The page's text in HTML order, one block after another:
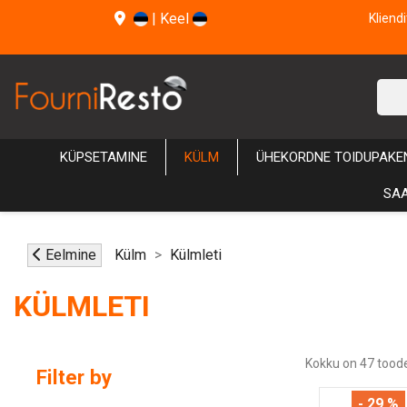
| Keel
KÜPSETAMINE KÜLM ÜHEKORDNE
Eelmine Külm Külmleti
KÜLMLETI
Filter by
Kokku on 47